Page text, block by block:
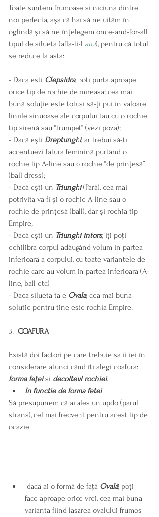
Toate suntem frumoase si niciuna dintre
noi perfecta, așa că hai să ne uităm în
oglindă și să ne înțelegem once-and-for-all
tipul de silueta (afla-ti-l aici), pentru că totul
se reduce la asta:
- Daca esti Clepsidra, poti purta aproape
orice tip de rochie de mireasa; cea mai
bună soluție este totuși să-ți pui in valoare
liniile sinuoase ale corpului tau cu o rochie
tip sirenă sau “trumpet” (vezi poza);
- Dacă ești Dreptunghi, ar trebui să-ți
accentuezi latura feminină purtând o
rochie tip A-line sau o rochie “de prințesă”
(ball dress);
- Dacă ești un Triunghi (Pară), cea mai
potrivita va fi și o rochie A-line sau o
rochie de prințesă (ball), dar și rochia tip
Empire;
- Dacă ești un Triunghi intors, îți poți
echilibra corpul adăugând volum in partea
inferioară a corpului, cu toate variantele de
rochie care au volum in partea inferioara (A-
line, ball etc)
- Daca silueta ta e Ovala, cea mai buna
solutie pentru tine este rochia Empire.
3. COAFURA
Există doi factori pe care trebuie sa ii iei în
considerare atunci când îți alegi coafura:
forma feței și decolteul rochiei.
In functie de forma fetei
Să presupunem că ai ales un updo (parul
strans), cel mai frecvent pentru acest tip de
ocazie.
dacă ai o formă de față Ovală, poți
face aproape orice vrei, cea mai buna
varianta fiind lasarea ovalului frumos